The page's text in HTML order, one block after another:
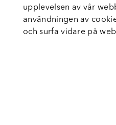
upplevelsen av vår
användningen av
och surfa vidare på